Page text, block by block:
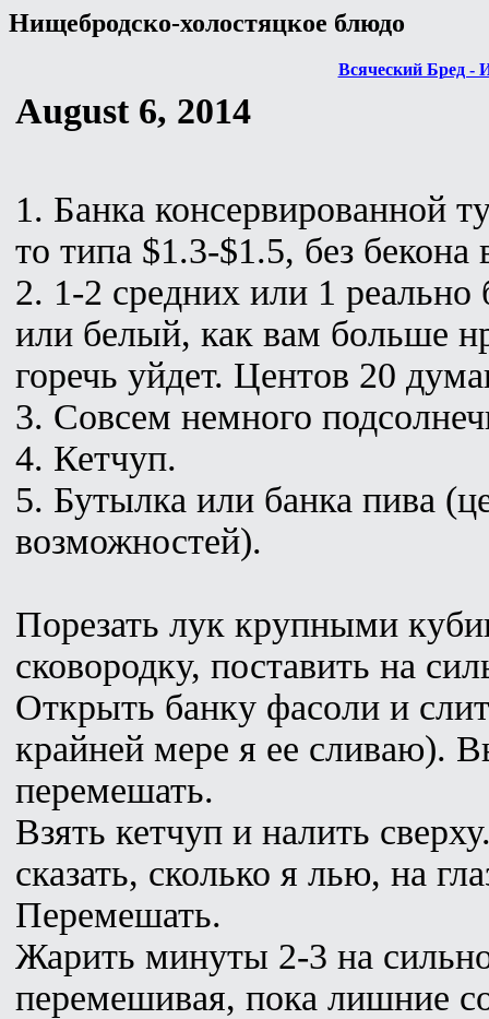
Нищебродско-холостяцкое блюдо
Всяческий Бред -
August 6, 2014
1. Банка консервированной
то типа $1.3-$1.5, без
2. 1-2 средних или 1
или белый, как вам больше
горечь уйдет. Центов 20
3. Совсем немного
4. Кетчуп.
5. Бутылка или банка пива
возможностей).
Порезать лук крупными
сковородку, поставить на
Открыть банку фасоли и
крайней мере я ее сливаю).
перемешать.
Взять кетчуп и налить
сказать, сколько я лью, на
Перемешать.
Жарить минуты 2-3 на
перемешивая, пока лишние